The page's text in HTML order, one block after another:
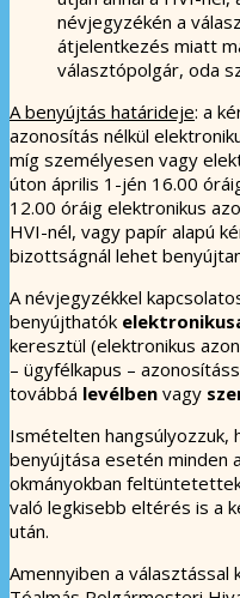
névjegyzékén a
átjelentkezés miatt
választópolgár, oda
A benyújtás határideje: a
azonosítás nélkül
míg személyesen vagy
úton április 1-jén 16.00
12.00 óráig elektronikus
HVI-nél, vagy papír alapú
bizottságnál lehet
A névjegyzékkel
benyújthatók
keresztül (elektronikus
– ügyfélkapus –
továbbá levélben vagy
Ismételten hangsúlyozzuk,
benyújtása esetén minden
okmányokban
való legkisebb eltérés is a
után.
Amennyiben a választással